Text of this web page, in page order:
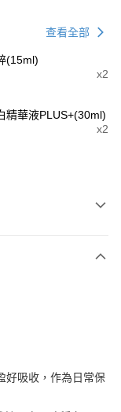
查看全部
(15ml)
x2
精華液PLUS+(30ml)
x2
業銀行
行
好吸收，作為日常保